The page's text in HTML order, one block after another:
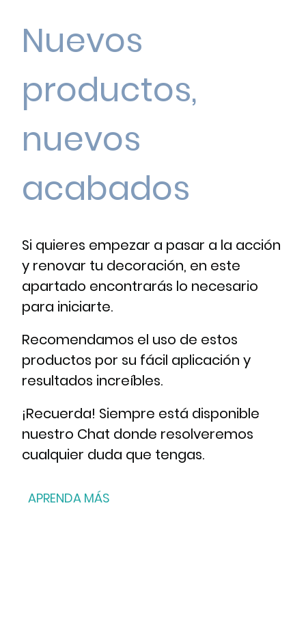
Nuevos
productos,
nuevos
acabados
Si quieres empezar a pasar a la acción
y renovar tu decoración, en este
apartado encontrarás lo necesario
para iniciarte.
Recomendamos el uso de estos
productos por su fácil aplicación y
resultados increíbles.
¡Recuerda! Siempre está disponible
nuestro Chat donde resolveremos
cualquier duda que tengas.
APRENDA MÁS